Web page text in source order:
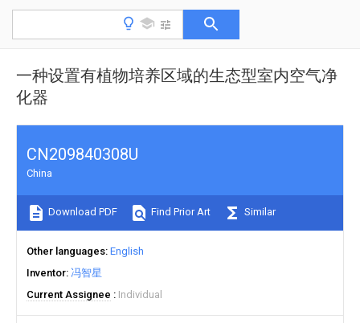
一种设置有植物培养区域的生态型室内空气净
化器
CN209840308U
China
Download PDF Find Prior Art Similar
Other languages English
Inventor 冯智星
Current Assignee
Individual